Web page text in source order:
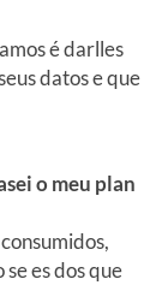
é darlles
datos e que
o meu plan
es dos que